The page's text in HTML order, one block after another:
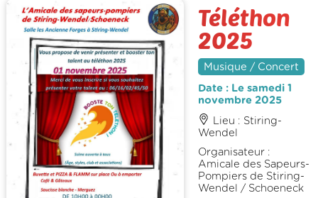
Téléthon
2025
Musique / Concert
Date : Le samedi 1
novembre 2025
Lieu : Stiring-
Wendel
Organisateur :
Amicale des Sapeurs-
Pompiers de Stiring-
Wendel / Schoeneck